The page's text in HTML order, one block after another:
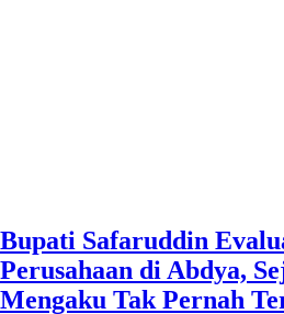
Bupati Safaruddin
Perusahaan di Abdya,
Mengaku Tak Pernah